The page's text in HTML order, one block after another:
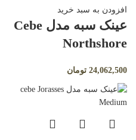
افزودن به سبد خرید
عینک سبه مدل Cebe
Northshore
24,062,500 تومان